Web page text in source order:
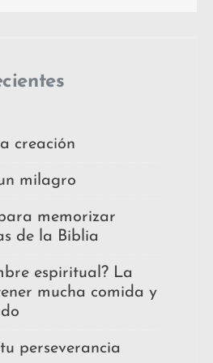
creación
milagro
memorizar
de la Biblia
espiritual? La
mucha comida y
perseverancia